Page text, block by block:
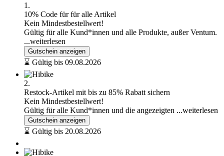
1.
10% Code für für alle Artikel
Kein Mindestbestellwert!
Gültig für alle Kund*innen und alle Produkte, außer Ventum.
...weiterlesen
Gutschein anzeigen
⌛ Gültig bis 09.08.2026
2.
Restock-Artikel mit bis zu 85% Rabatt sichern
Kein Mindestbestellwert!
Gültig für alle Kund*innen und die angezeigten ...weiterlesen
Gutschein anzeigen
⌛ Gültig bis 20.08.2026